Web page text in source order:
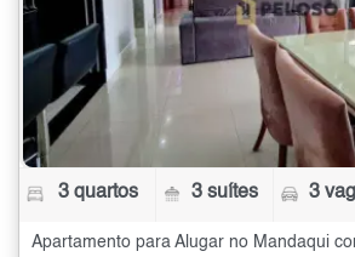
3 quartos 3 suítes 3
Apartamento para Alugar no Mandaqui